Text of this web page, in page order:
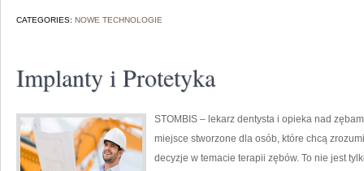
CATEGORIES: NOWE TECHNOLOGIE
Implanty i Protetyka
STOMBIS – lekarz dentysta i opieka nad
miejsce stworzone dla osób, które chcą
decyzje w temacie terapii zębów. To nie jest